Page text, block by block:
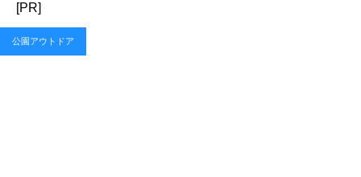
[PR]
公園アウトドア